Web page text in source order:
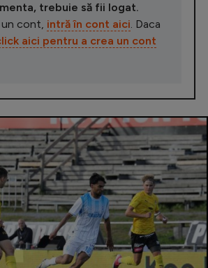
trebuie să fii logat.
un cont, intră în cont aici. Daca
aici pentru a crea un cont